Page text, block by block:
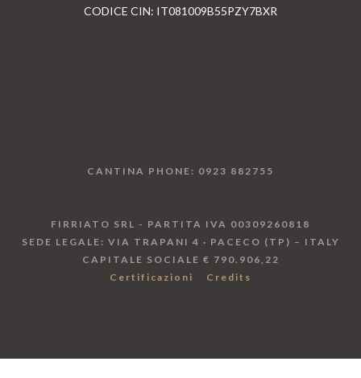
CODICE CIN: IT081009B55PZY7BXR
CANTINA PHONE: 0923 882755
FIRRIATO SRL - PARTITA IVA 00309260818
SEDE LEGALE: VIA TRAPANI 4 · PACECO (TP) – ITALY
CAPITALE SOCIALE € 790.906,22
Certificazioni
Credits